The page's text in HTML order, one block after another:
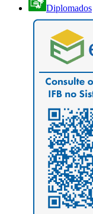
Diplomados